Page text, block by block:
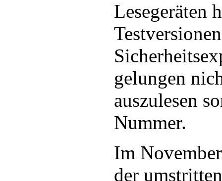
Lesegeräten
gelungen
auszulesen
Nummer.
Im
der